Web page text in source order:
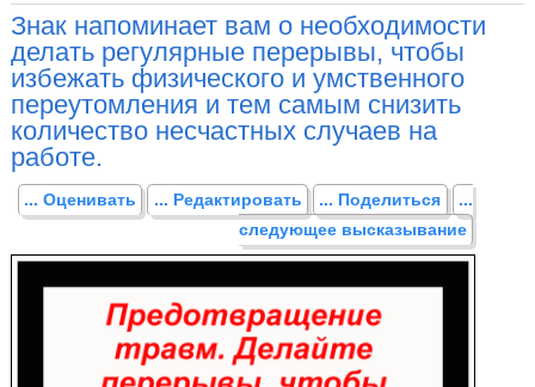
Знак напоминает вам о необходимости
делать регулярные перерывы, чтобы
избежать физического и умственного
переутомления и тем самым снизить
количество несчастных случаев на
работе.
... Оценивать ... Редактировать ... Поделиться
...
следующее высказывание